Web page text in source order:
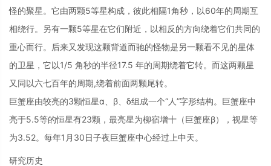
怪的聚星。它由两颗5等星构成，彼此相隔1角秒，以60年的周期互
相绕行。另有一颗5等星在它们附近，以相反的方向绕着它们共同的
重心而行。后来又发现这颗背道而驰的怪物是另一颗看不见的星体
的卫星，它以1/5 角秒的半径17.5 年的周期绕着它转。而这两颗星
又同以六七百年的周期,绕着前面两颗尾转。
巨蟹座由较亮的3颗恒星α、β、δ组成一个“人”字形结构。巨蟹座中
亮于5.5等的恒星有23颗，最亮星为柳宿增十（巨蟹座β），视星等
为3.52。每年1月30日子夜巨蟹座中心经过上中天。
研究历史